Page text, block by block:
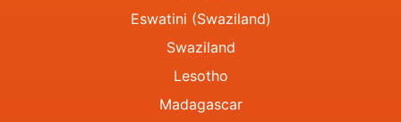
Eswatini (Swaziland)
Swaziland
Lesotho
Madagascar